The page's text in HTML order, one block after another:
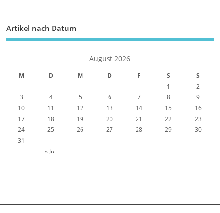
Artikel nach Datum
August 2026
M D M D F S S
« Juli
1
2
3
4 5 6 7 8
9
10
11 12 13 14 15
16
17
18 19 20 21 22
23
24
25 26 27 28 29
30
31